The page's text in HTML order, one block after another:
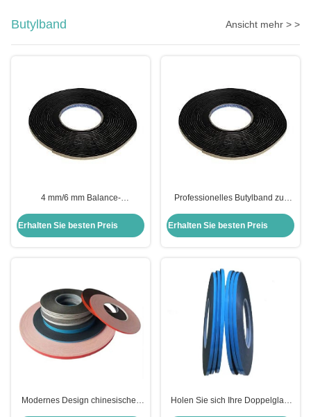
Butylband Ansicht mehr > >
4 mm/6 mm Balance-
Fensterverglasungsteppich zur
Abdichtung
Erhalten Sie besten Preis
Professionelles Butylband zur
Erhalten Sie besten Preis
Modernes Design chinesisches
Holen Sie sich Ihre Doppelglas-